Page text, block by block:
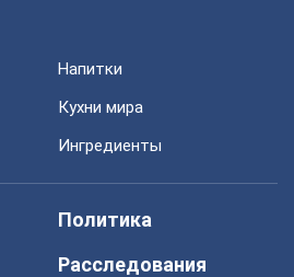
Напитки
Кухни мира
Ингредиенты
Политика
Расследования